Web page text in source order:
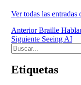
Ver todas las
Navegación
de
entradas
Anterior Braille
Siguiente Seeing AI
Buscar:
Etiquetas